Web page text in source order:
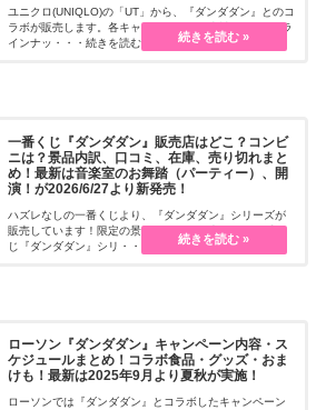
ユニクロ(UNIQLO)の「UT」から、『ダンダダン』とのコ
ラボが販売します。各キャラデザインの半袖Tシャツがラ
インナッ・・・続きを読む
一番くじ『ダンダダン』販売店はどこ？コンビ
ニは？景品内訳、口コミ、在庫、売り切れまと
め！最新は音楽室のお舞踏（パーティー）、開
演！が2026/6/27より新発売！
ハズレなしの一番くじより、『ダンダダン』シリーズが
販売しています！限定の景品などで毎回大人気！一番く
じ『ダンダダン』シリ・・・続きを読む
ローソン『ダンダダン』キャンペーン内容・ス
ケジュールまとめ！コラボ食品・グッズ・おま
けも！最新は2025年9月より夏秋が実施！
ローソンでは『ダンダダン』とコラボしたキャンペーン